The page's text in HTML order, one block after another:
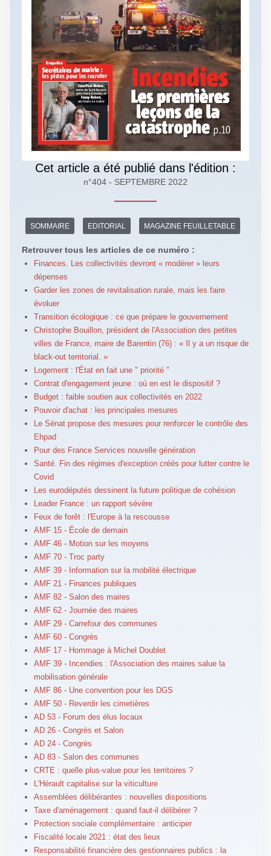
Cet article a été publié dans l'édition :
n°404 - SEPTEMBRE 2022
SOMMAIRE EDITORIAL MAGAZINE FEUILLETABLE
Retrouver tous les articles de ce numéro :
Finances. Les collectivités devront « modérer » leurs
dépenses
Garder les zones de revitalisation rurale, mais les faire
évoluer
Transition écologique : ce que prépare le gouvernement
Christophe Bouillon, président de l'Association des petites
villes de France, maire de Barentin (76) : « Il y a un risque de
black-out territorial. »
Logement : l'État en fait une " priorité "
Contrat d'engagement jeune : où en est le dispositif ?
Budget : faible soutien aux collectivités en 2022
Pouvoir d'achat : les principales mesures
Le Sénat propose des mesures pour renforcer le contrôle des
Ehpad
Pour des France Services nouvelle génération
Santé. Fin des régimes d'exception créés pour lutter contre le
Covid
Les eurodéputés dessinent la future politique de cohésion
Leader France : un rapport sévère
Feux de forêt : l'Europe à la rescousse
AMF 15 - École de demain
AMF 46 - Motion sur les moyens
AMF 70 - Troc party
AMF 39 - Information sur la mobilité électrique
AMF 21 - Finances publiques
AMF 82 - Salon des maires
AMF 62 - Journée des maires
AMF 29 - Carrefour des communes
AMF 60 - Congrès
AMF 17 - Hommage à Michel Doublet
AMF 39 - Incendies : l'Association des maires salue la
mobilisation générale
AMF 86 - Une convention pour les DGS
AMF 50 - Reverdir les cimetières
AD 53 - Forum des élus locaux
AD 26 - Congrès et Salon
AD 24 - Congrès
AD 83 - Salon des communes
CRTE : quelle plus-value pour les territoires ?
L'Hérault capitalise sur la viticulture
Assemblées délibérantes : nouvelles dispositions
Taxe d'aménagement : quand faut-il délibérer ?
Protection sociale complémentaire : anticiper
Fiscalité locale 2021 : état des lieux
Responsabilité financière des gestionnaires publics : la